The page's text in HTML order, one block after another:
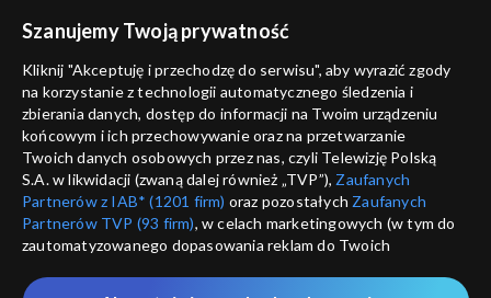
ANULUJ
informacje o dostawcy usług
Szanujemy Twoją prywatność
Kliknij "Akceptuję i przechodzę do serwisu", aby wyrazić zgody
na korzystanie z technologii automatycznego śledzenia i
zbierania danych, dostęp do informacji na Twoim urządzeniu
końcowym i ich przechowywanie oraz na przetwarzanie
Twoich danych osobowych przez nas, czyli Telewizję Polską
S.A. w likwidacji (zwaną dalej również „TVP”), Zaufanych
Partnerów z IAB* (1201 firm) oraz pozostałych Zaufanych
Partnerów TVP (93 firm), w celach marketingowych (w tym do
zautomatyzowanego dopasowania reklam do Twoich
które wskazujemy poniżej, a także zgody na udostępnianie